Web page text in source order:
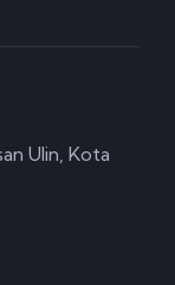
Ulin, Kota